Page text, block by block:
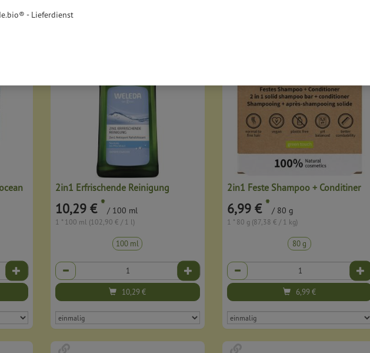
- Lieferdienst
2in1 Erfrischende Reinigung
10,29 €* / 100 ml
1 * 100 ml (102,90 € / 1 l)
100 ml
Anzahl
10,29€
2in1 Feste Shampoo + Conditiner
6,99 € * / 80 g
1 * 80 g (87,38 € / 1 kg)
80 g
Anzahl
6,99€